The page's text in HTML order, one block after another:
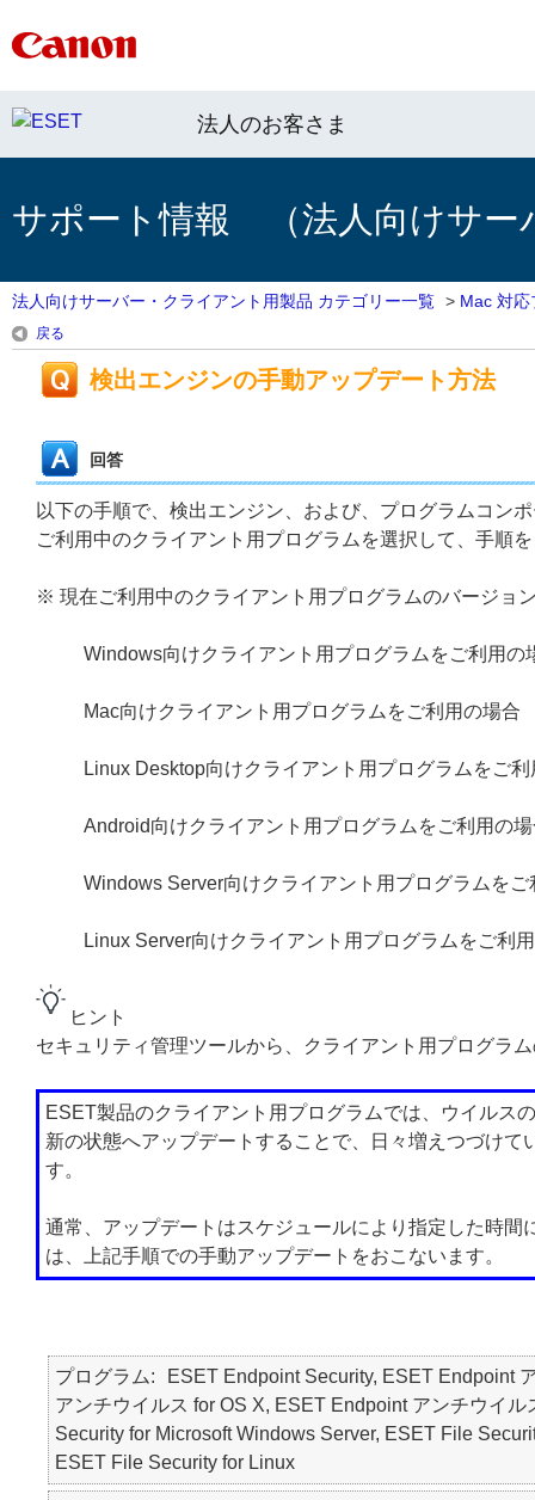
法人のお客さま
サポート情報 （法人向けサー
法人向けサーバー・クライアント用製品 カテゴリー一覧 > Mac 対応
戻る
検出エンジンの手動アップデート方法
回答
以下の手順で、検出エンジン、および、プログラムコン
ご利用中のクライアント用プログラムを選択して、手順
※ 現在ご利用中のクライアント用プログラムのバージョ
Windows向けクライアント用プログラムをご利用の
Mac向けクライアント用プログラムをご利用の場合
Linux Desktop向けクライアント用プログラムをご
Android向けクライアント用プログラムをご利用の
Windows Server向けクライアント用プログラムをご
Linux Server向けクライアント用プログラムをご利
ヒント
セキュリティ管理ツールから、クライアント用プログラ
ESET製品のクライアント用プログラムでは、ウイルス
新の状態へアップデートすることで、日々増えつづけ
す。
通常、アップデートはスケジュールにより指定した時
は、上記手順での手動アップデートをおこないます。
プログラム
ESET Endpoint Security, ESET Endpoint
アンチウイルス for OS X, ESET Endpoint アンチウイ
Security for Microsoft Windows Server, ESET File
ESET File Security for Linux